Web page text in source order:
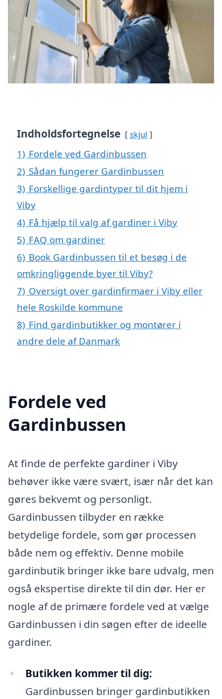
Indholdsfortegnelse skjul
1) Fordele ved Gardinbussen
2) Sådan fungerer Gardinbussen
3) Forskellige gardintyper til dit hjem i
Viby
4) Få hjælp til valg af gardiner i Viby
5) FAQ om gardiner
6) Book Gardinbussen til et besøg i de
omkringliggende byer til Viby?
7) Oversigt over gardinfirmaer i Viby eller
hele Roskilde kommune
8) Find gardinbutikker og montører i
andre dele af Danmark
Fordele ved
Gardinbussen
At finde de perfekte gardiner i Viby
behøver ikke være svært, især når det kan
gøres bekvemt og personligt.
Gardinbussen tilbyder en række
betydelige fordele, som gør processen
både nem og effektiv. Denne mobile
gardinbutik bringer ikke bare udvalg, men
også ekspertise direkte til din dør. Her er
nogle af de primære fordele ved at vælge
Gardinbussen i din søgen efter de ideelle
gardiner.
Butikken kommer til dig:
Gardinbussen bringer gardinbutikken